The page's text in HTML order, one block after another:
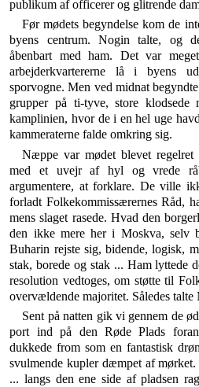
publikum af officerer og glitrende
Før mødets begyndelse kom de
byens centrum. Nogin talte, og
åbenbart med ham. Det var
arbejderkvartererne lå i byens
sporvogne. Men ved midnat
grupper på ti-tyve, store
kamplinien, hvor de i en hel uge
kammeraterne falde omkring sig.
Næppe var mødet blevet
med et uvejr af hyl og vrede
argumentere, at forklare. De ville
forladt Folkekommissærernes Råd,
mens slaget rasede. Hvad den
den ikke mere her i Moskva, selv
Buha­rin rejste sig, bidende, logisk,
stak, borede og stak ... Ham lyttede
resolution vedtoges, om støtte til
overvældende majori­tet. Således talte
Sent på natten gik vi gennem de
port ind på den Røde Plads foran
dukkede from som en fantastisk
svulmende kupler dæmpet af
... langs den ene side af pladsen